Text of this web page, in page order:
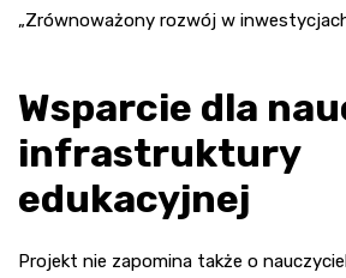
„Zrównoważony rozwój w
Wsparcie dla
infrastruktury
edukacyjnej
Projekt nie zapomina także o